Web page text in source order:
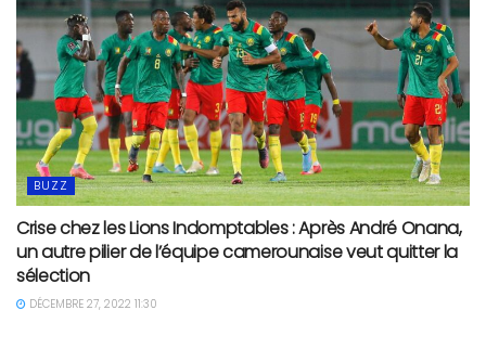
BUZZ
Crise chez les Lions Indomptables : Après André Onana,
un autre pilier de l’équipe camerounaise veut quitter la
sélection
DÉCEMBRE 27, 2022 11:30